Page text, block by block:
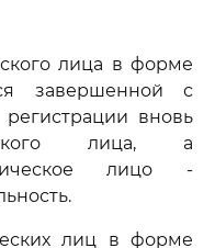
лица в форме
завершенной с
вновь
лица, а
лицо -
лиц в форме